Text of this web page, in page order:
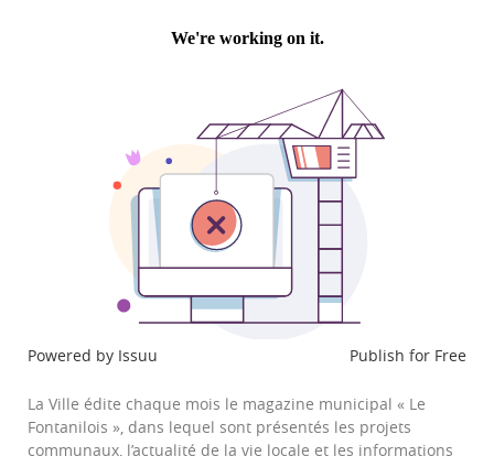
Powered by Issuu Publish for Free
La Ville édite chaque mois le magazine municipal « Le
Fontanilois », dans lequel sont présentés les projets
communaux, l’actualité de la vie locale et les informations